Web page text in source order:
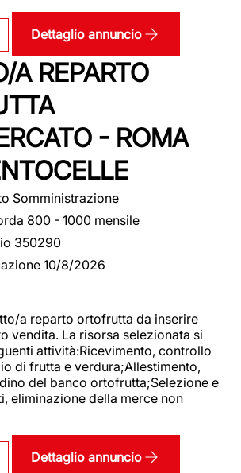
Dettaglio annuncio
A REPARTO
- ROMA
Somministrazione
800 - 1000 mensile
350290
10/8/2026
a reparto ortofrutta da inserire
vendita. La risorsa selezionata si
attività:Ricevimento, controllo
di frutta e verdura;Allestimento,
del banco ortofrutta;Selezione e
eliminazione della merce non
Dettaglio annuncio